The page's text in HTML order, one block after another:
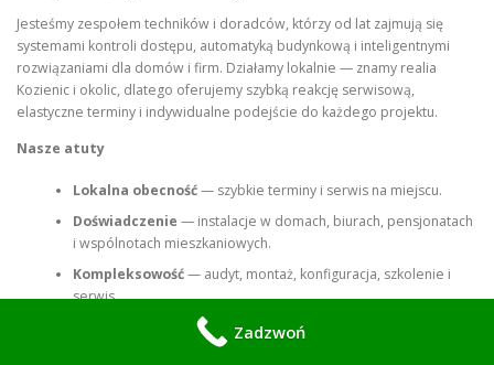
Jesteśmy zespołem techników i doradców, którzy od lat zajmują się
systemami kontroli dostępu, automatyką budynkową i inteligentnymi
rozwiązaniami dla domów i firm. Działamy lokalnie — znamy realia
Kozienic i okolic, dlatego oferujemy szybką reakcję serwisową,
elastyczne terminy i indywidualne podejście do każdego projektu.
Nasze atuty
Lokalna obecność— szybkie terminy i serwis na miejscu.
Doświadczenie — instalacje w domach, biurach, pensjonatach
i wspólnotach mieszkaniowych.
Kompleksowość— audyt, montaż, konfiguracja, szkolenie i
serwis.
Gwarancja jakości— sprawdzone urządzenia i rzetelne
Zadzwoń